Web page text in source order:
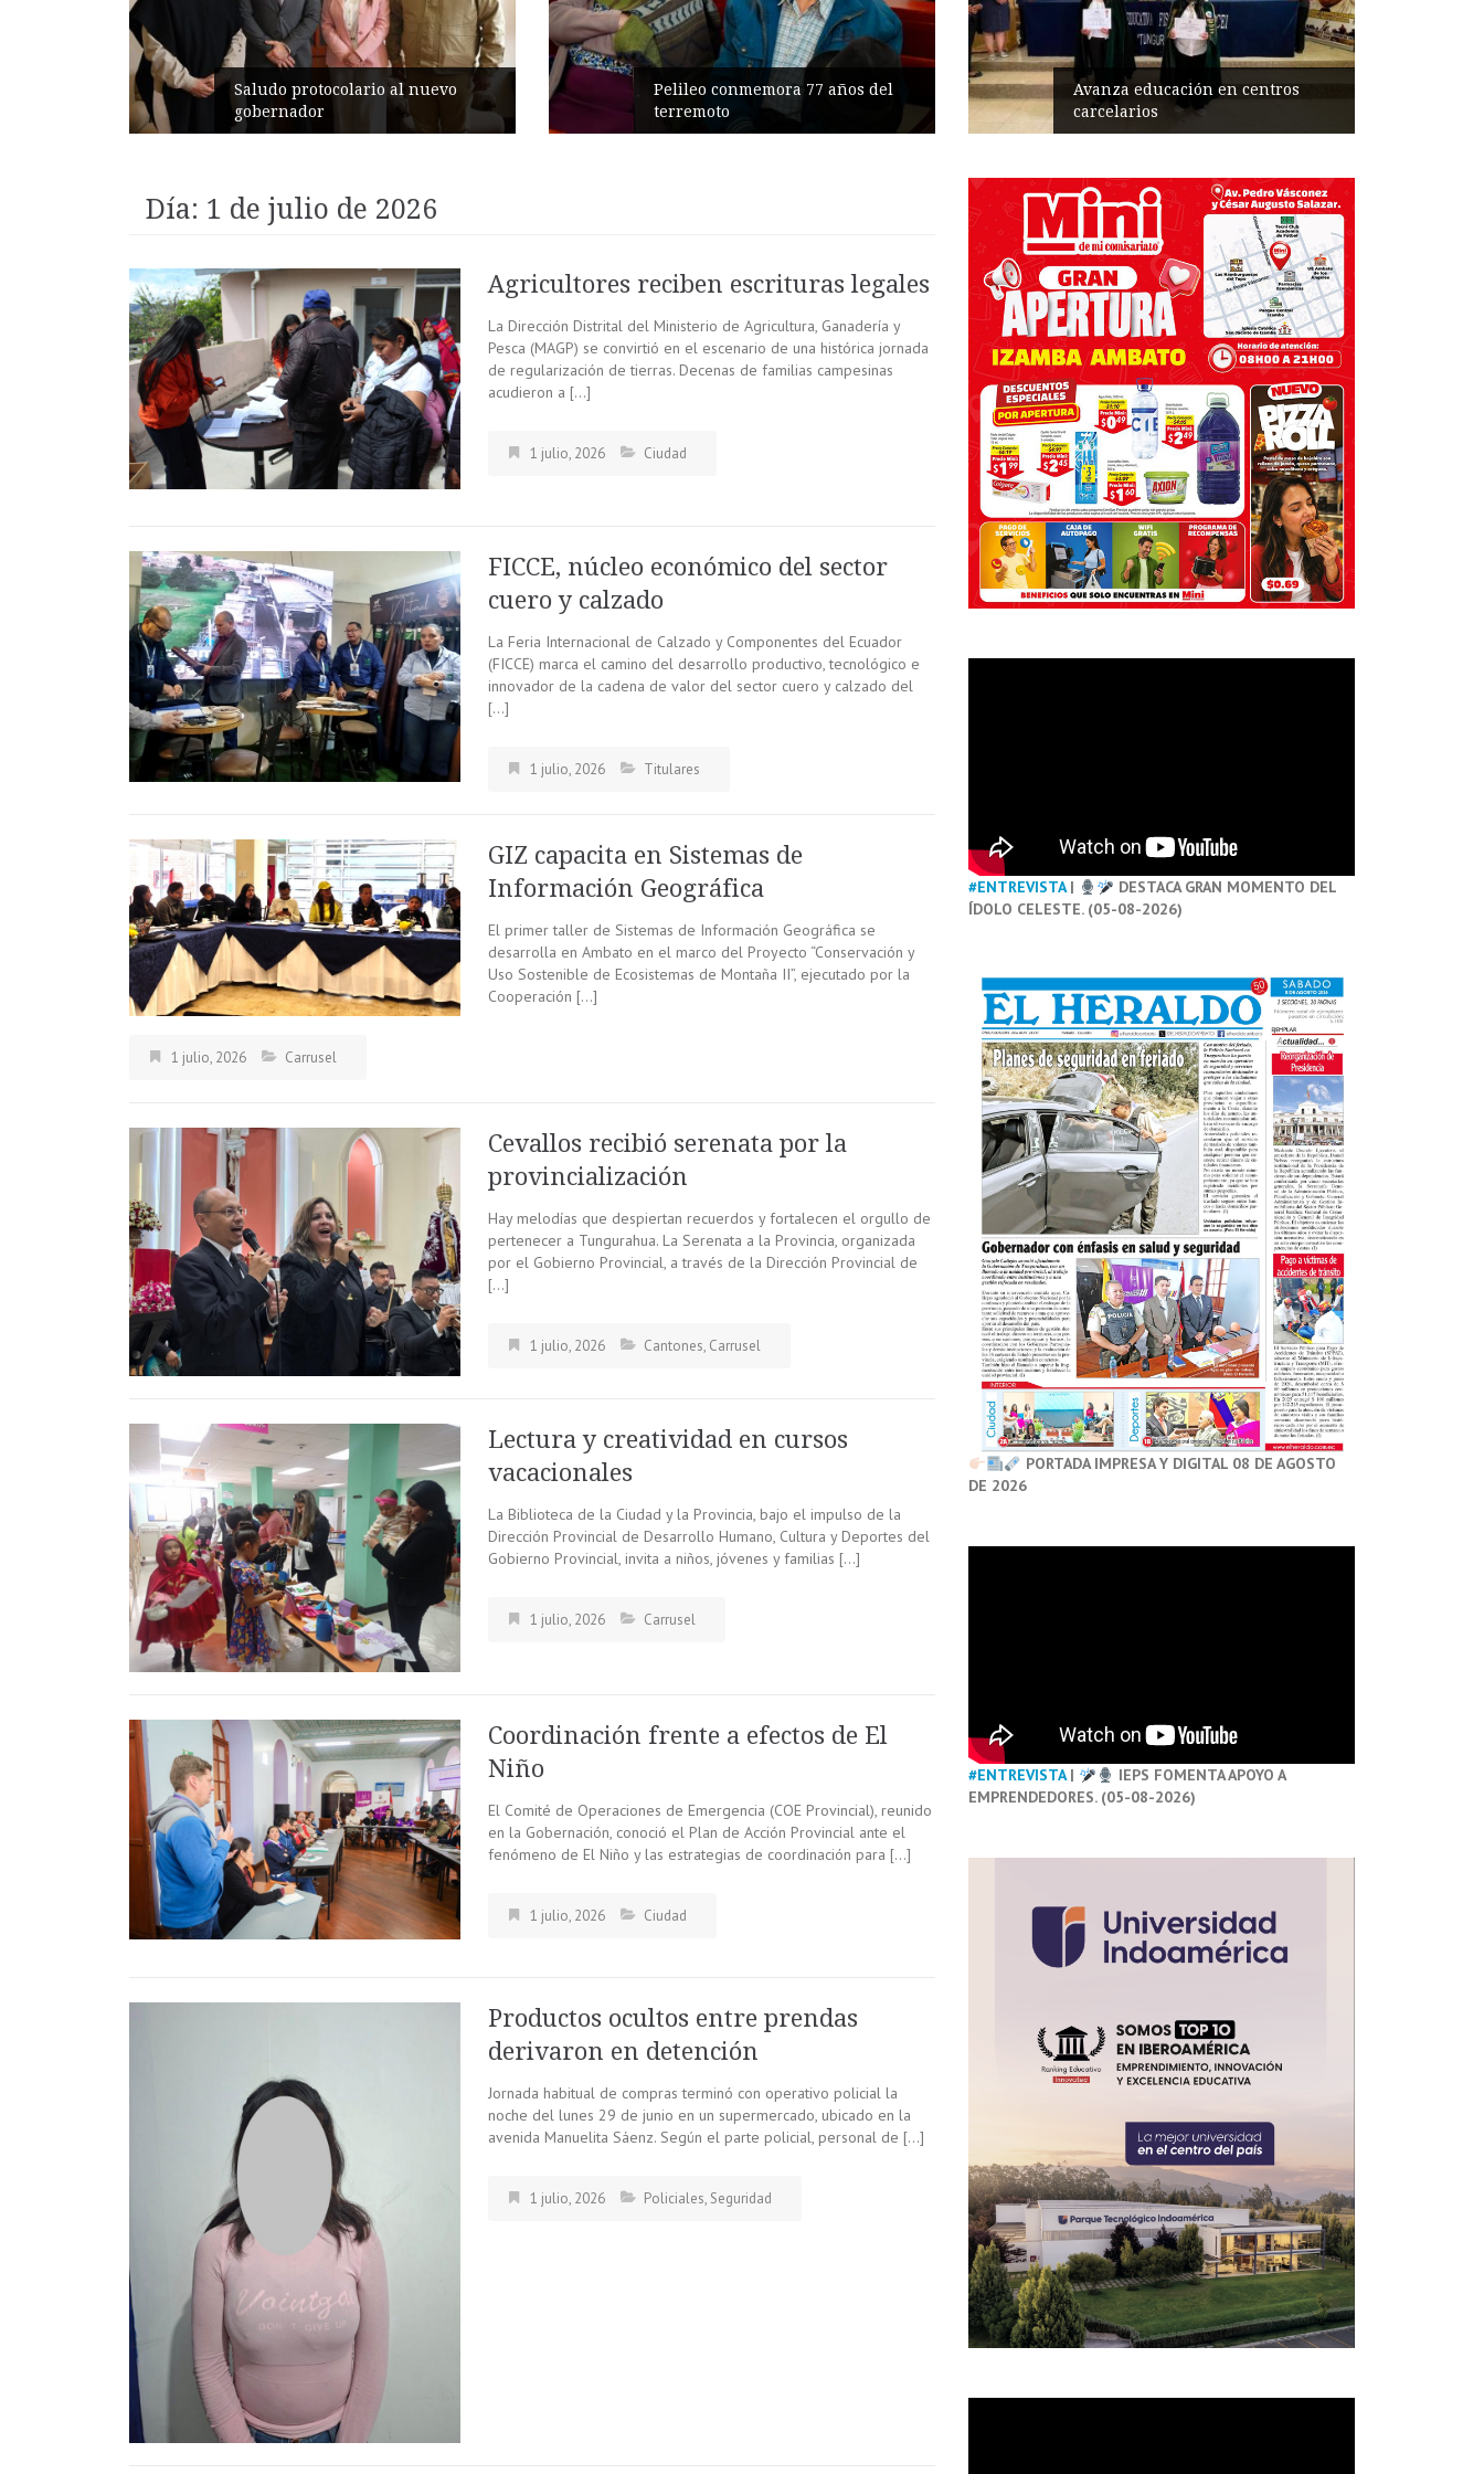
Saludo protocolario al nuevo
gobernador
Pelileo conmemora 77 años del
terremoto
Avanza educación en centros
carcelarios
Día: 1 de julio de 2026
Agricultores reciben escrituras legales
La Dirección Distrital del Ministerio de Agricultura, Ganadería y
Pesca (MAGP) se convirtió en el escenario de una histórica jornada
de regularización de tierras. Decenas de familias campesinas
acudieron a […]
1 julio, 2026 Ciudad
FICCE, núcleo económico del sector
cuero y calzado
La Feria Internacional de Calzado y Componentes del Ecuador
(FICCE) marca el camino del desarrollo productivo, tecnológico e
innovador de la cadena de valor del sector cuero y calzado del
[…]
1 julio, 2026 Titulares
GIZ capacita en Sistemas de
Información Geográfica
El primer taller de Sistemas de Información Geográfica se
desarrolla en Ambato en el marco del Proyecto “Conservación y
Uso Sostenible de Ecosistemas de Montaña II”, ejecutado por la
Cooperación […]
1 julio, 2026 Carrusel
Cevallos recibió serenata por la
provincialización
Hay melodías que despiertan recuerdos y fortalecen el orgullo de
pertenecer a Tungurahua. La Serenata a la Provincia, organizada
por el Gobierno Provincial, a través de la Dirección Provincial de
[…]
1 julio, 2026 Cantones, Carrusel
Lectura y creatividad en cursos
vacacionales
La Biblioteca de la Ciudad y la Provincia, bajo el impulso de la
Dirección Provincial de Desarrollo Humano, Cultura y Deportes del
Gobierno Provincial, invita a niños, jóvenes y familias […]
1 julio, 2026 Carrusel
Coordinación frente a efectos de El
Niño
El Comité de Operaciones de Emergencia (COE Provincial), reunido
en la Gobernación, conoció el Plan de Acción Provincial ante el
fenómeno de El Niño y las estrategias de coordinación para […]
1 julio, 2026 Ciudad
Productos ocultos entre prendas
derivaron en detención
Jornada habitual de compras terminó con operativo policial la
noche del lunes 29 de junio en un supermercado, ubicado en la
avenida Manuelita Sáenz. Según el parte policial, personal de […]
1 julio, 2026 Policiales, Seguridad
#ENTREVISTA|
DESTACA GRAN MOMENTO DEL
ÍDOLO CELESTE. (05-08-2026)
PORTADA IMPRESA Y DIGITAL 08 DE AGOSTO
DE 2026
#ENTREVISTA|
IEPS FOMENTA APOYO A
EMPRENDEDORES. (05-08-2026)